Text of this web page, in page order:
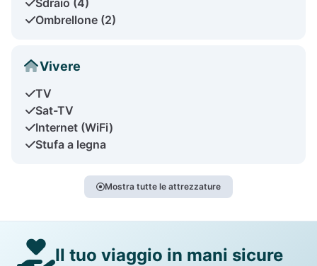
Ombrellone (2)
Vivere
TV
Sat-TV
Internet (WiFi)
Stufa a legna
Mostra tutte le attrezzature
Il tuo viaggio in mani sicure